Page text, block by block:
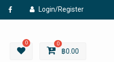
Login/Register
Facebook
0 0
฿0.00